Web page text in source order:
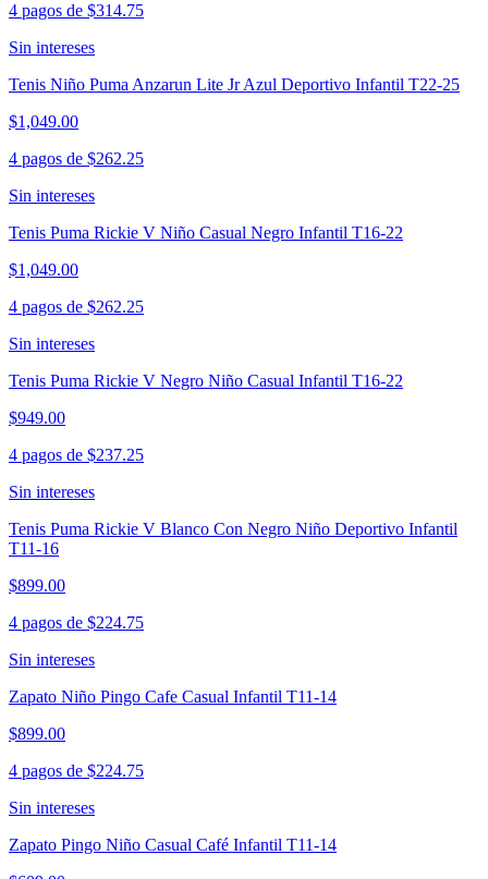
4 pagos de $314.75
Sin intereses
Tenis Niño Puma Anzarun Lite Jr Azul Deportivo Infantil T22-25
$1,049.00
4 pagos de $262.25
Sin intereses
Tenis Puma Rickie V Niño Casual Negro Infantil T16-22
$1,049.00
4 pagos de $262.25
Sin intereses
Tenis Puma Rickie V Negro Niño Casual Infantil T16-22
$949.00
4 pagos de $237.25
Sin intereses
Tenis Puma Rickie V Blanco Con Negro Niño Deportivo Infantil
T11-16
$899.00
4 pagos de $224.75
Sin intereses
Zapato Niño Pingo Cafe Casual Infantil T11-14
$899.00
4 pagos de $224.75
Sin intereses
Zapato Pingo Niño Casual Café Infantil T11-14